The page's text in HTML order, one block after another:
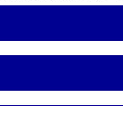
est pratique,
toute
STIMCO,
les
comment ils